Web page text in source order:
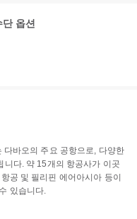
옵션
바오의 주요 공항으로, 다양한
니다. 약 15개의 항공사가 이곳
공 및 필리핀 에어아시아 등이
있습니다.